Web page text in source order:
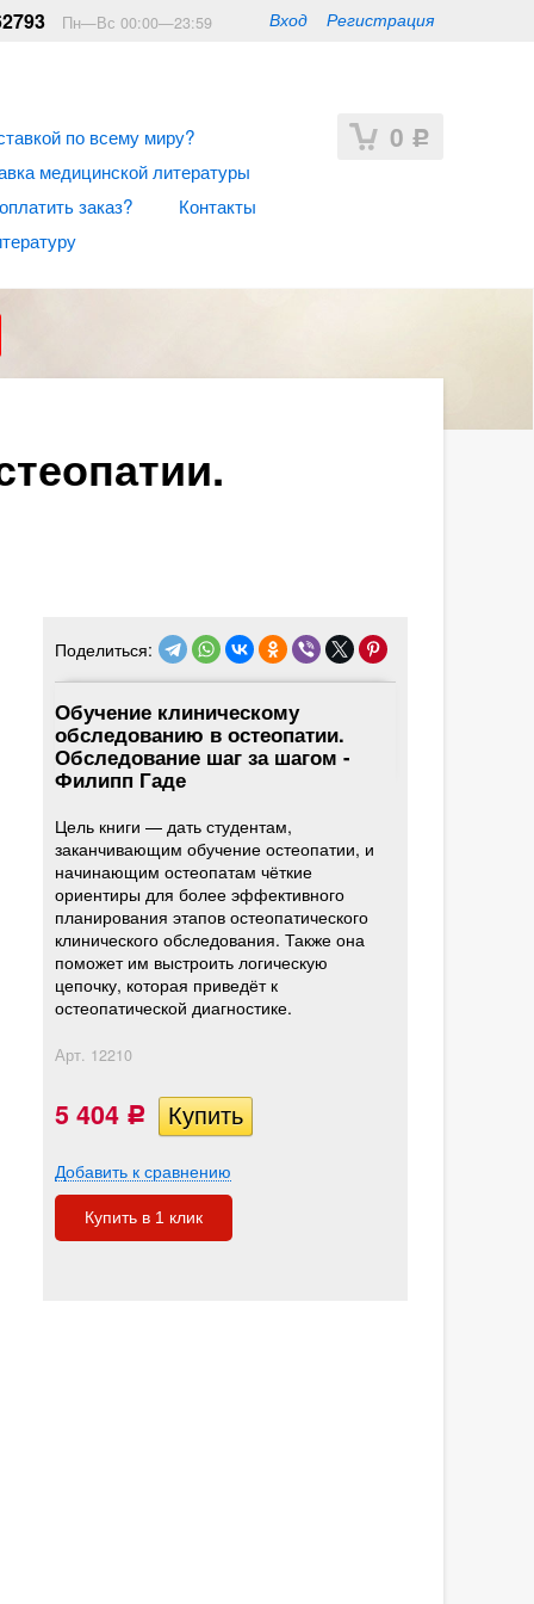
Вход Регистрация
Пн—Вс 00:00—23:59
0 Р
по всему миру?
медицинской литературы
заказ?
Контакты
Поделиться:
Обучение клиническому
обследованию в остеопатии.
Обследование шаг за шагом -
Филипп Гаде
Цель книги — дать студентам,
заканчивающим обучение остеопатии, и
начинающим остеопатам чёткие
ориентиры для более эффективного
планирования этапов остеопатического
клинического обследования. Также она
поможет им выстроить логическую
цепочку, которая приведёт к
остеопатической диагностике.
Арт. 12210
5 404 Р
Добавить к сравнению
Купить в 1 клик